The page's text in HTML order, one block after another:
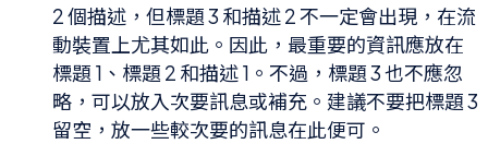
2 個描述，但標題 3 和描述 2 不一定會出現，在流
動裝置上尤其如此。因此，最重要的資訊應放在
標題 1、標題 2 和描述 1。不過，標題 3 也不應忽
略，可以放入次要訊息或補充。建議不要把標題 3
留空，放一些較次要的訊息在此便可。